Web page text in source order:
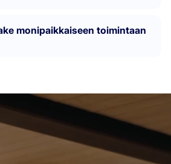
monipaikkaiseen toimintaan